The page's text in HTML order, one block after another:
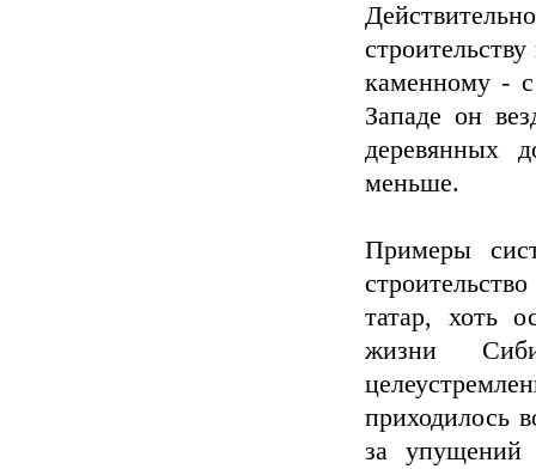
каменному -
Западе он
деревянных
меньше.
Примеры
татар, хоть
жизни
приходилось
за упущений